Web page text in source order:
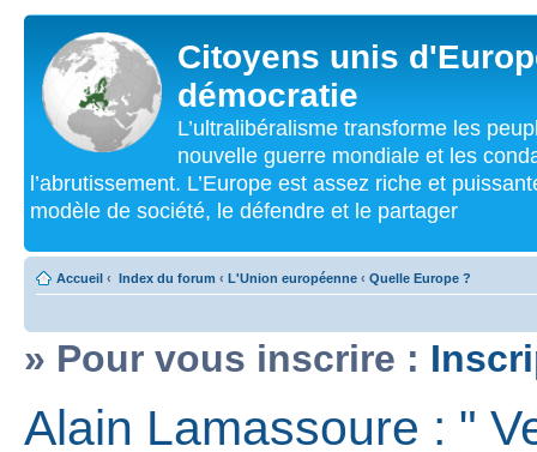
Citoyens unis
démocratie
L’ultralibéralisme transforme les
nouvelle guerre mondiale et les
l’abrutissement. L’Europe est assez riche et
modèle de société, le défendre et le partager
Accueil ‹ Index du forum ‹ L'Union européenne ‹ Quelle Europe ?
» Pour vous inscrire :
Alain Lamassoure : "